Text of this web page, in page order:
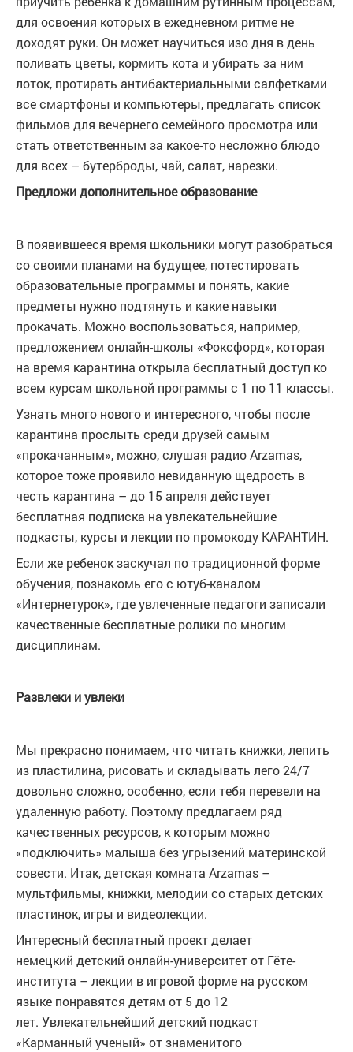
для освоения которых в ежедневном ритме не
доходят руки. Он может научиться изо дня в день
поливать цветы, кормить кота и убирать за ним
лоток, протирать антибактериальными салфетками
все смартфоны и компьютеры, предлагать список
фильмов для вечернего семейного просмотра или
стать ответственным за какое-то несложно блюдо
для всех – бутерброды, чай, салат, нарезки.
Предложи дополнительное образование
В появившееся время школьники могут разобраться
со своими планами на будущее, потестировать
образовательные программы и понять, какие
предметы нужно подтянуть и какие навыки
прокачать. Можно воспользоваться, например,
предложением онлайн-школы «Фоксфорд», которая
на время карантина открыла бесплатный доступ ко
всем курсам школьной программы с 1 по 11 классы.
Узнать много нового и интересного, чтобы после
карантина прослыть среди друзей самым
«прокачанным», можно, слушая радио Arzamas,
которое тоже проявило невиданную щедрость в
честь карантина – до 15 апреля действует
бесплатная подписка на увлекательнейшие
подкасты, курсы и лекции по промокоду КАРАНТИН.
Если же ребенок заскучал по традиционной форме
обучения, познакомь его с ютуб-каналом
«Интернетурок», где увлеченные педагоги записали
качественные бесплатные ролики по многим
дисциплинам.
Развлеки и увлеки
Мы прекрасно понимаем, что читать книжки, лепить
из пластилина, рисовать и складывать лего 24/7
довольно сложно, особенно, если тебя перевели на
удаленную работу. Поэтому предлагаем ряд
качественных ресурсов, к которым можно
«подключить» малыша без угрызений материнской
совести. Итак, детская комната Аrzamas –
мультфильмы, книжки, мелодии со старых детских
пластинок, игры и видеолекции.
Интересный бесплатный проект делает
немецкий детский онлайн-университет от Гёте-
института – лекции в игровой форме на русском
языке понравятся детям от 5 до 12
лет. Увлекательнейший детский подкаст
«Карманный ученый» от знаменитого